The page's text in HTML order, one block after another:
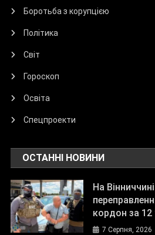
Боротьба з корупцією
Політика
Світ
Гороскоп
Освіта
Спецпроекти
ОСТАННІ НОВИНИ
На
кордон за 12
7 Серпня, 2026